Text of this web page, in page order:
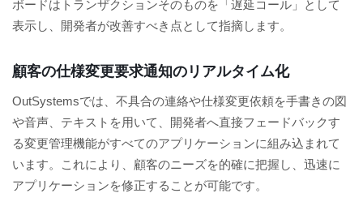
ボードはトランザクションそのものを「遅延コール」として
表示し、開発者が改善すべき点として指摘します。
顧客の仕様変更要求通知のリアルタイム化
OutSystemsでは、不具合の連絡や仕様変更依頼を手書きの図
や音声、テキストを用いて、開発者へ直接フェードバックす
る変更管理機能がすべてのアプリケーションに組み込まれて
います。これにより、顧客のニーズを的確に把握し、迅速に
アプリケーションを修正することが可能です。